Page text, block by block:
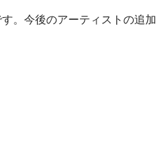
。今後のアーティストの追加